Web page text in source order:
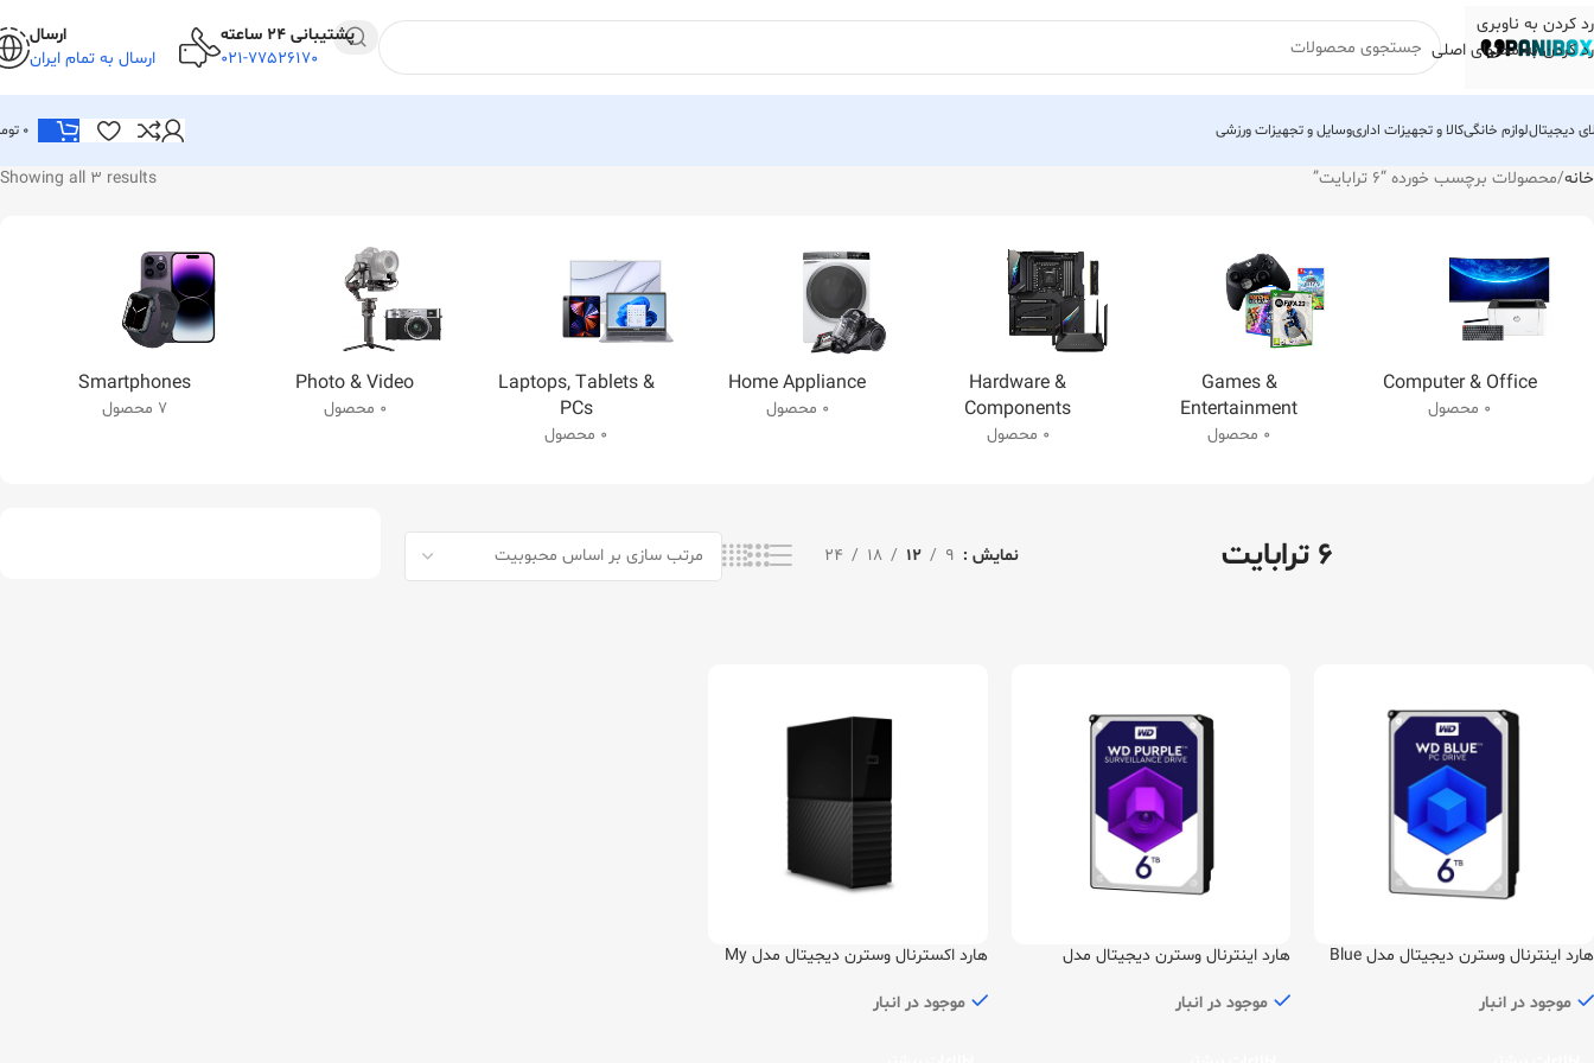
رد کردن به ناوبری
رد کردن به محتوای اصلی
پشتیبانی 24 ساعته
021-77526170
ارسال
ارسال به تمام ایران
دیجیتاللوازم خانگیکالا و تجهیزات اداریوسایل و تجهیزات ورزشی 0
خانه محصولات برچسب خورده “6 ترابایت” Showing all 3 results
Computer & Office
0 محصول
Games &
Entertainment
0 محصول
Hardware &
Components
0 محصول
Home Appliance
0 محصول
Laptops, Tablets &
PCs
0 محصول
Photo & Video
0 محصول
Smartphones
7 محصول
6 ترابایت نمایش 9
12
18
24
هارد اینترنال وسترن دیجیتال مدل Blue
موجود در انبار
هارد اینترنال وسترن دیجیتال مدل
موجود در انبار
هارد اکسترنال وسترن دیجیتال مدل My
موجود در انبار